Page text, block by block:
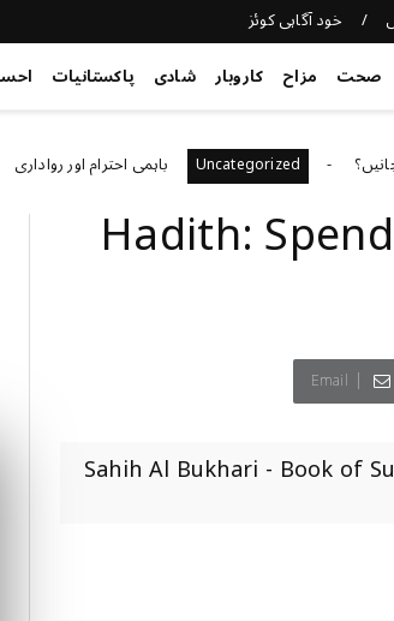
خود آگاہی کوئز
صحت مزاح کاروبار شادی پاکستانیات
Uncategorized باہمی احترام اور رواداری
Hadith:
Email
Sahih Al Bukhari - Book of